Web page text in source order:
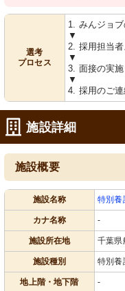
選考
プロセス
1. みんジョ
▼
2. 採用担当
▼
3. 面接の実施
▼
4. 採用のご
施設詳細
施設概要
施設名称 特別養
カナ名称 -
施設所在地 千葉県
施設種別 特別養
地上階・地下階 -